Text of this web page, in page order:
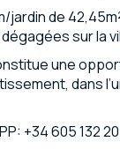
jardin de
sur la
une
dans
+34 605 132